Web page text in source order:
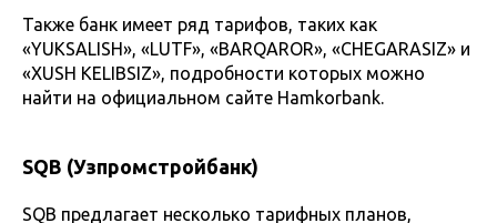
Также банк имеет ряд тарифов, таких как
«YUKSALISH», «LUTF», «BARQAROR», «CHEGARASIZ» и
«XUSH KELIBSIZ», подробности которых можно
найти на официальном сайте Hamkorbank.
SQB (Узпромстройбанк)
SQB предлагает несколько тарифных планов,